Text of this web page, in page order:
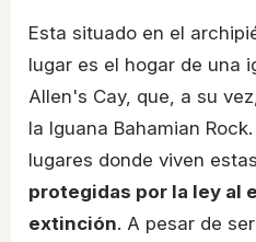
Esta situado en el
lugar es el hogar de una
Allen's Cay, que, a su
la Iguana Bahamian
lugares donde viven
protegidas por la ley al
extinción. A pesar de